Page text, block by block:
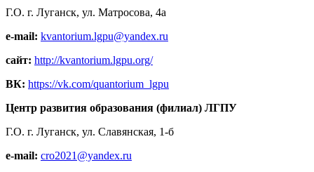
Г.О. г. Луганск, ул. Матросова, 4а
e-mail: kvantorium.lgpu@yandex.ru
сайт: http://kvantorium.lgpu.org/
ВК: https://vk.com/quantorium_lgpu
Центр развития образования (филиал) ЛГПУ
Г.О. г. Луганск, ул. Славянская, 1-б
e-mail: cro2021@yandex.ru